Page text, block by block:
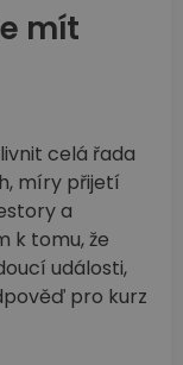
mít
celá řada
míry přijetí
a
k tomu, že
události,
pro kurz